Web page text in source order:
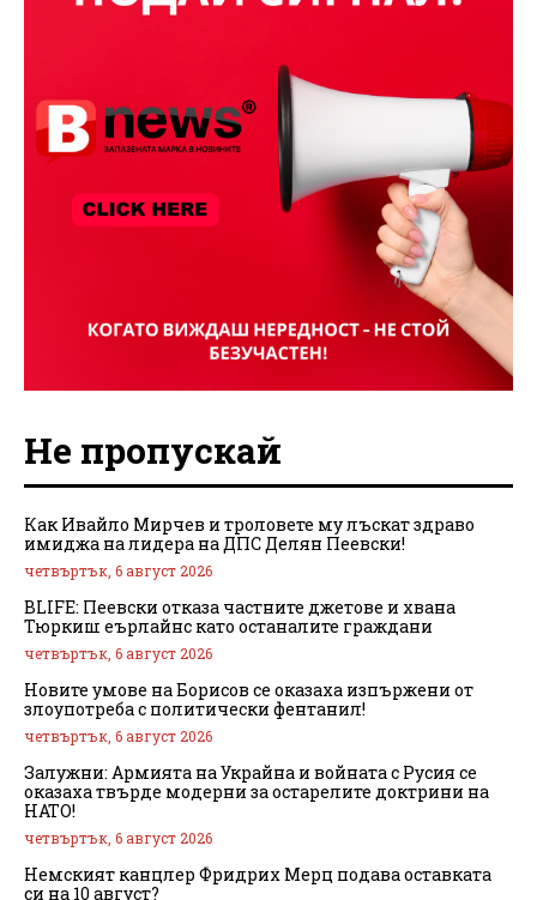
Не пропускай
Как Ивайло Мирчев и троловете му лъскат здраво
имиджа на лидера на ДПС Делян Пеевски!
четвъртък, 6 август 2026
BLIFE: Пеевски отказа частните джетове и хвана
Тюркиш еърлайнс като останалите граждани
четвъртък, 6 август 2026
Новите умове на Борисов се оказаха изпържени от
злоупотреба с политически фентанил!
четвъртък, 6 август 2026
Залужни: Армията на Украйна и войната с Русия се
оказаха твърде модерни за остарелите доктрини на
НАТО!
четвъртък, 6 август 2026
Немският канцлер Фридрих Мерц подава оставката
си на 10 август?